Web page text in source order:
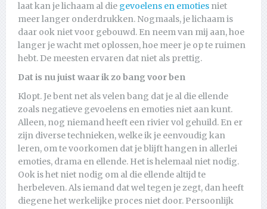
laat kan je lichaam al die gevoelens en emoties niet
meer langer onderdrukken. Nogmaals, je lichaam is
daar ook niet voor gebouwd. En neem van mij aan, hoe
langer je wacht met oplossen, hoe meer je op te ruimen
hebt. De meesten ervaren dat niet als prettig.
Dat is nu juist waar ik zo bang voor ben
Klopt. Je bent net als velen bang dat je al die ellende
zoals negatieve gevoelens en emoties niet aan kunt.
Alleen, nog niemand heeft een rivier vol gehuild. En er
zijn diverse technieken, welke ik je eenvoudig kan
leren, om te voorkomen dat je blijft hangen in allerlei
emoties, drama en ellende. Het is helemaal niet nodig.
Ook is het niet nodig om al die ellende altijd te
herbeleven. Als iemand dat wel tegen je zegt, dan heeft
diegene het werkelijke proces niet door. Persoonlijk